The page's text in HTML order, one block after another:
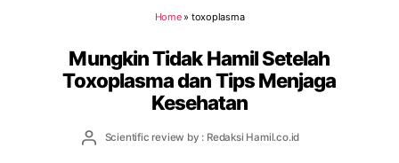
Home» toxoplasma
Mungkin Tidak Hamil Setelah
Toxoplasma dan Tips Menjaga
Kesehatan
PostScientific review by : Redaksi Hamil.co.id